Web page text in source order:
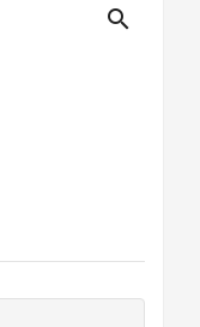
search